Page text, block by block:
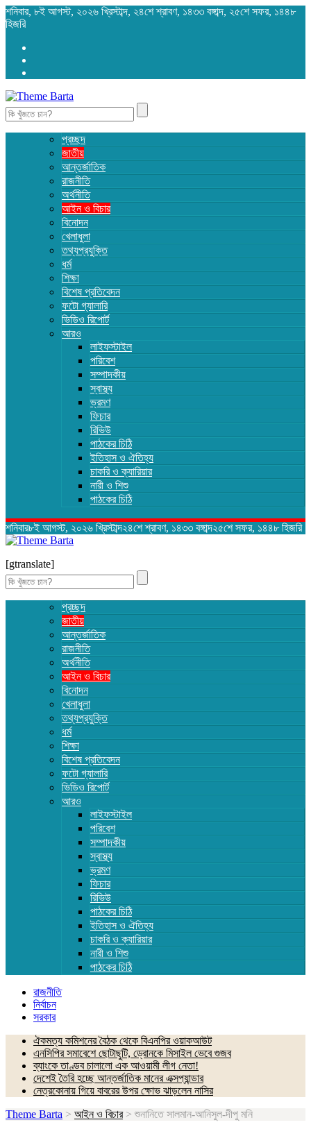
শনিবার, ৮ই আগস্ট, ২০২৬ খ্রিস্টাব্দ, ২৪শে শ্রাবণ, ১৪৩৩ বঙ্গাব্দ, ২৫শে সফর, ১৪৪৮
হিজরি
Search
for:
প্রচ্ছদ
জাতীয়
আন্তর্জাতিক
রাজনীতি
অর্থনীতি
আইন ও বিচার
বিনোদন
খেলাধুলা
তথ্যপ্রযুক্তি
ধর্ম
শিক্ষা
বিশেষ প্রতিবেদন
ফটো গ্যালারি
ভিডিও রিপোর্ট
আরও
লাইফস্টাইল
পরিবেশ
সম্পাদকীয়
স্বাস্থ্য
ভ্রমণ
ফিচার
রিভিউ
পাঠকের চিঠি
ইতিহাস ও ঐতিহ্য
চাকরি ও ক্যারিয়ার
নারী ও শিশু
পাঠকের চিঠি
শনিবার৮ই আগস্ট, ২০২৬ খ্রিস্টাব্দ২৪শে শ্রাবণ, ১৪৩৩ বঙ্গাব্দ২৫শে সফর, ১৪৪৮ হিজরি
[gtranslate]
Search
for:
প্রচ্ছদ
জাতীয়
আন্তর্জাতিক
রাজনীতি
অর্থনীতি
আইন ও বিচার
বিনোদন
খেলাধুলা
তথ্যপ্রযুক্তি
ধর্ম
শিক্ষা
বিশেষ প্রতিবেদন
ফটো গ্যালারি
ভিডিও রিপোর্ট
আরও
লাইফস্টাইল
পরিবেশ
সম্পাদকীয়
স্বাস্থ্য
ভ্রমণ
ফিচার
রিভিউ
পাঠকের চিঠি
ইতিহাস ও ঐতিহ্য
চাকরি ও ক্যারিয়ার
নারী ও শিশু
পাঠকের চিঠি
রাজনীতি
নির্বাচন
সরকার
ঐকমত্য কমিশনের বৈঠক থেকে বিএনপির ওয়াকআউট
এনসিপির সমাবেশে ছোটাছুটি, ড্রোনকে মিসাইল ভেবে গুজব
ব্যাংকে তাণ্ডব চালালো এক আওয়ামী লীগ নেতা!
দেশেই তৈরি হচ্ছে আন্তর্জাতিক মানের এক্সপ্যান্ডার
নেত্রকোনায় গিয়ে বাবরের উপর ক্ষোভ ঝাড়লেন নাসির
Theme Barta > আইন ও বিচার> শুনানিতে সালমান-আনিসুল-দীপু মনি